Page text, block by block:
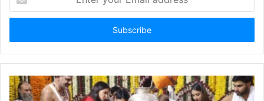
your
Email